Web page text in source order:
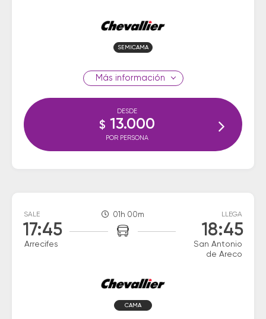
SEMICAMA
información
DESDE
$ 13.000
POR PERSONA
SALE
17:45
Arrecifes
01h 00m LLEGA
18:45
San Antonio
de Areco
CAMA